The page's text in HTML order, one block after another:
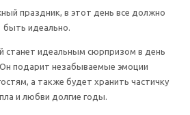
праздник, в этот день все должно
быть идеально.
станет идеальным сюрпризом в день
подарит незабываемые эмоции
а также будет хранить частичку
и любви долгие годы.